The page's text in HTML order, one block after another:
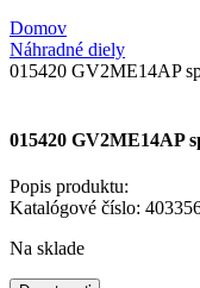
Domov
Náhradné diely
015420 GV2ME14AP
015420 GV2ME14AP
Popis produktu:
Katalógové číslo:
Na sklade